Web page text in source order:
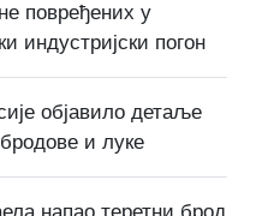
повређених у
индустријски погон
објавило детаље
и луке